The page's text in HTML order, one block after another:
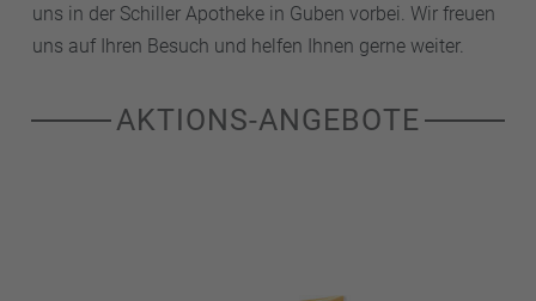
uns in der Schiller Apotheke in Guben vorbei. Wir freuen
uns auf Ihren Besuch und helfen Ihnen gerne weiter.
AKTIONS-ANGEBOTE